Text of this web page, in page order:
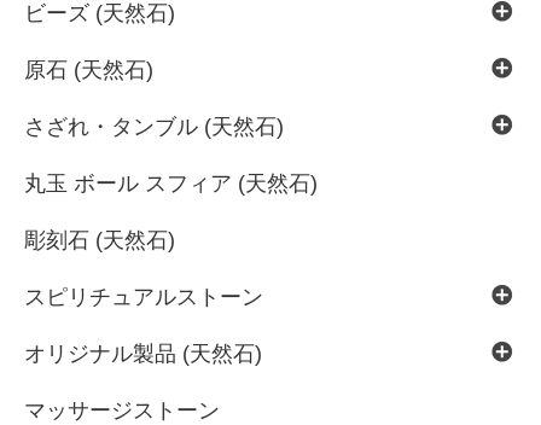
ビーズ (天然石)
原石 (天然石)
さざれ・タンブル (天然石)
丸玉 ボール スフィア (天然石)
彫刻石 (天然石)
スピリチュアルストーン
オリジナル製品 (天然石)
マッサージストーン